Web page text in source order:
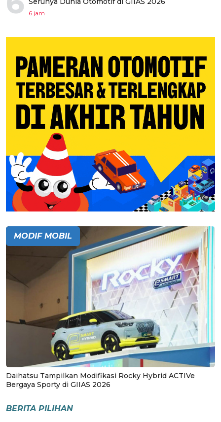
6 jam
MODIF MOBIL
Daihatsu Tampilkan Modifikasi Rocky Hybrid ACTIVe
Bergaya Sporty di GIIAS 2026
BERITA PILIHAN